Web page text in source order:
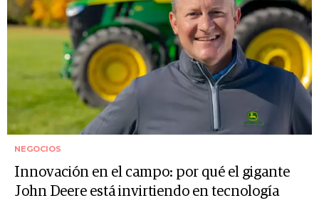
NEGOCIOS
Innovación en el campo: por qué el gigante
John Deere está invirtiendo en tecnología